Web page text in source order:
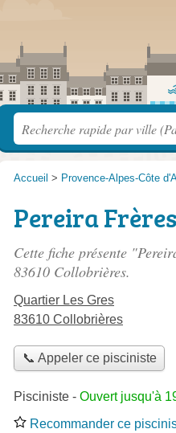
Accueil > Provence-Alpes-Côte
Pereira
Cette fiche présente
83610 Collobrières.
Quartier Les Gres
83610 Collobrières
📞 Appeler ce pisciniste
Pisciniste - Ouvert jusqu'à
Recommander ce